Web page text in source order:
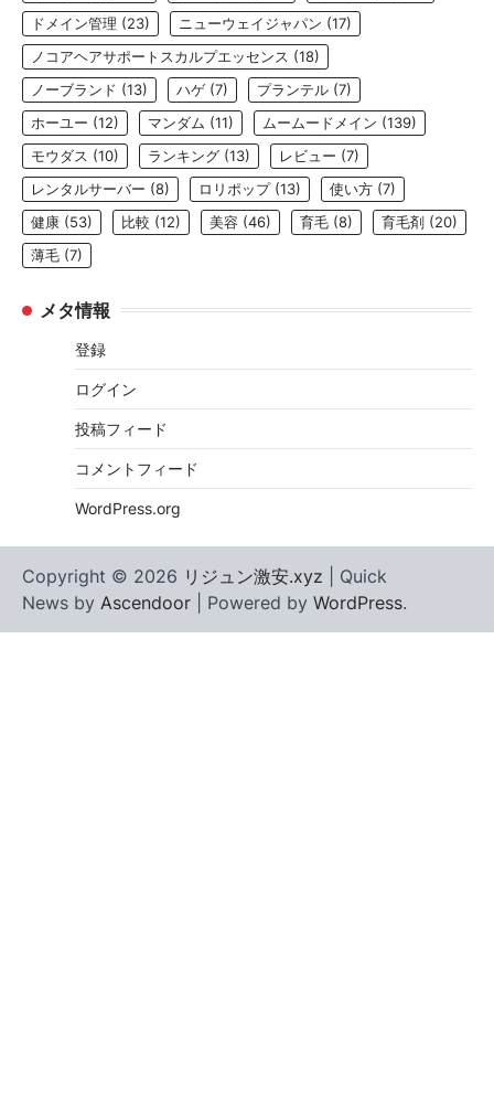
ドメイン管理 (23) ニューウェイジャパン (17)
ノコアヘアサポートスカルプエッセンス (18)
ノーブランド (13) ハゲ (7) プランテル (7)
ホーユー (12) マンダム (11) ムームードメイン (139)
モウダス (10) ランキング (13) レビュー (7)
レンタルサーバー (8) ロリポップ(13) 使い方 (7)
健康 (53) 比較 (12) 美容 (46) 育毛 (8) 育毛剤 (20)
薄毛 (7)
メタ情報
登録
ログイン
投稿フィード
コメントフィード
WordPress.org
Copyright © 2026 リジュン激安.xyz | Quick
News by Ascendoor | Powered by WordPress.